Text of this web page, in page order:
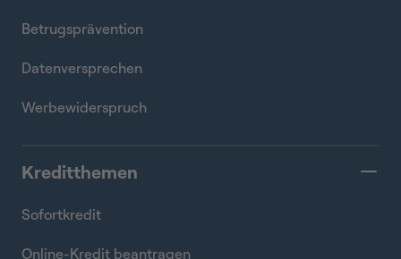
Betrugsprävention
Datenversprechen
Werbewiderspruch
Kreditthemen
Sofortkredit
Online-Kredit beantragen